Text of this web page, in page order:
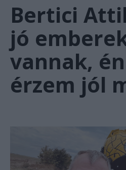
Bertici
jó
vannak,
érzem jól